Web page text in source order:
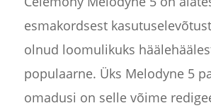
esmakordsest
olnud loomulikuks
populaarne. Üks Melodyne 5
omadusi on selle võime